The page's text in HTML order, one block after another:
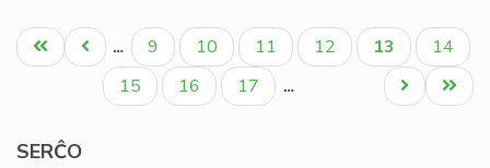
pri
la
Pagination
Unua
paĝo
Antaŭa
paĝo
… Paĝo
9 Paĝo
10 Paĝo
11 Paĝo
12
Aktuala
paĝo
13 Paĝo
14
Paĝo
15 Paĝo
16 Paĝo
17 …
Last
page
Next
page
SERĈO